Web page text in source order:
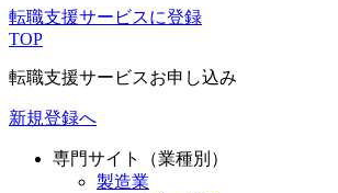
転職支援サービスに登録
TOP
転職支援サービスお申し込み
新規登録へ
専門サイト（業種別）
製造業